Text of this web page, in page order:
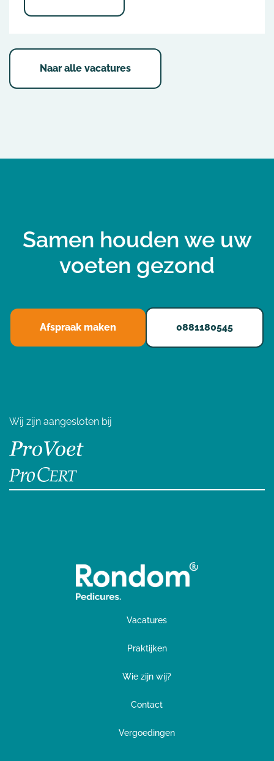
Naar alle vacatures
Samen houden we uw
voeten gezond
Afspraak maken 0881180545
Wij zijn aangesloten bij
Vacatures
Praktijken
Wie zijn wij?
Contact
Vergoedingen